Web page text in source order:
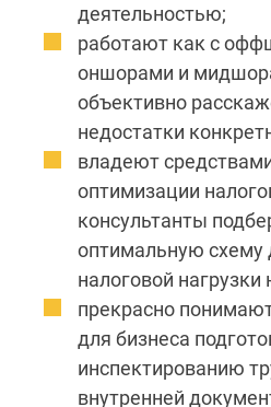
деятельностью;
работают как с
оншорами и
объективно
недостатки
владеют
оптимизации
консультанты
оптимальную схему
налоговой
прекрасно
для бизнеса
инспектированию
внутренней